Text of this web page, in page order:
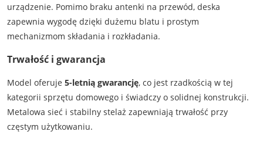
urządzenie. Pomimo braku antenki na przewód, deska
zapewnia wygodę dzięki dużemu blatu i prostym
mechanizmom składania i rozkładania.
Trwałość i gwarancja
Model oferuje 5-letnią gwarancję, co jest rzadkością w tej
kategorii sprzętu domowego i świadczy o solidnej konstrukcji.
Metalowa sieć i stabilny stelaż zapewniają trwałość przy
częstym użytkowaniu.